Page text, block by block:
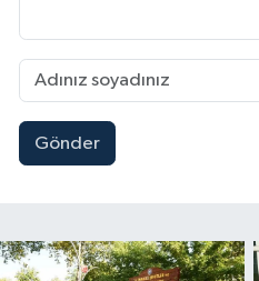
Gönder